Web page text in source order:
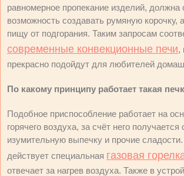
равномерное пропекание изделий, должна
возможность создавать румяную корочку,
пищу от подгорания. Таким запросам
современные конвекционные печи,
прекрасно подойдут для любителей
По какому принципу работает такая
Подобное приспособление работает на
горячего воздуха, за счёт него получается
изумительную выпечку и прочие
действует специальная газовая
отвечает за нагрев воздуха. Также в